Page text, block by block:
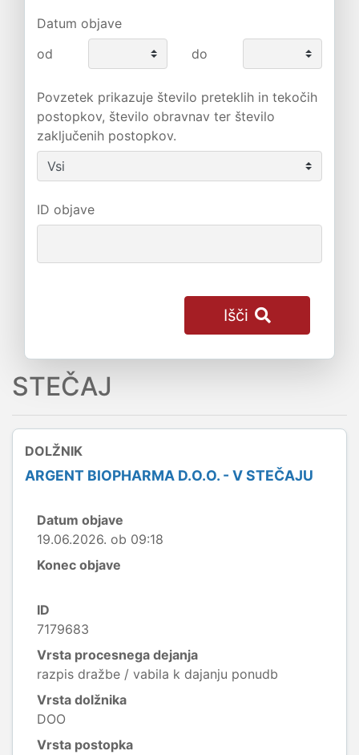
Datum objave
od
do
Povzetek prikazuje število preteklih in tekočih
postopkov, število obravnav ter število
zaključenih postopkov.
ID objave
Išči
STEČAJ
DOLŽNIK
ARGENT BIOPHARMA D.O.O. - V STEČAJU
Datum objave
19.06.2026. ob 09:18
Konec objave
ID
7179683
Vrsta procesnega dejanja
razpis dražbe / vabila k dajanju ponudb
Vrsta dolžnika
DOO
Vrsta postopka